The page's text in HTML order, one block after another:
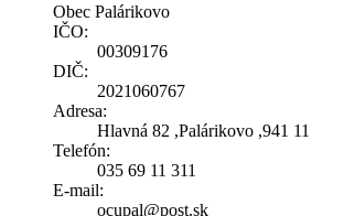
Obec Palárikovo
IČO:
00309176
DIČ:
2021060767
Adresa:
Hlavná 82 ,Palárikovo ,941 11
Telefón:
035 69 11 311
E-mail:
ocupal@post.sk